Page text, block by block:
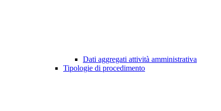
Dati aggregati attività amministrativa
Tipologie di procedimento